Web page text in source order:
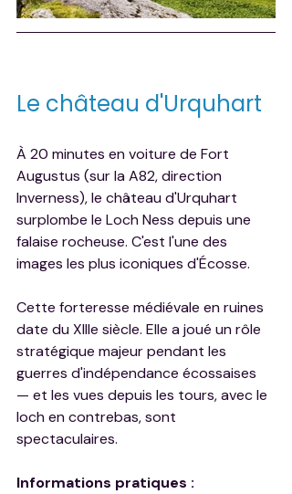
Le château d'Urquhart
À 20 minutes en voiture de Fort
Augustus (sur la A82, direction
Inverness), le château d'Urquhart
surplombe le Loch Ness depuis une
falaise rocheuse. C'est l'une des
images les plus iconiques d'Écosse.
Cette forteresse médiévale en ruines
date du XIIIe siècle. Elle a joué un rôle
stratégique majeur pendant les
guerres d'indépendance écossaises
— et les vues depuis les tours, avec le
loch en contrebas, sont
spectaculaires.
Informations pratiques :